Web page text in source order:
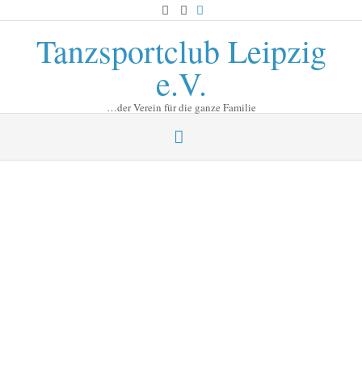
to
Tanzsportclub Leipzig
e.V.
…der Verein für die ganze Familie